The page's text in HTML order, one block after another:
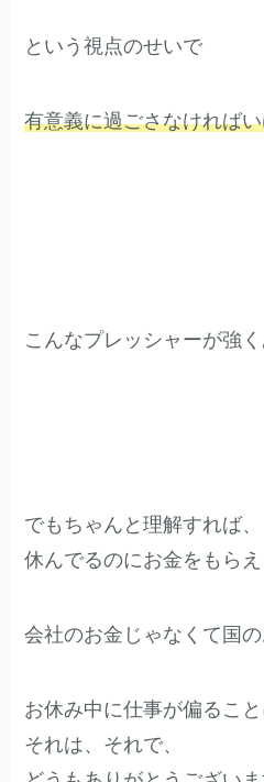
という視点のせいで
有意義に過ごさなければ
こんなプレッシャーが強く
でもちゃんと理解すれば、
休んでるのにお金をもら
会社のお金じゃなくて国
お休み中に仕事が偏るこ
それは、それで、